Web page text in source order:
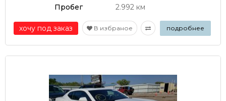
Пробег
2.992 км
хочу под заказ В избраное подробнее